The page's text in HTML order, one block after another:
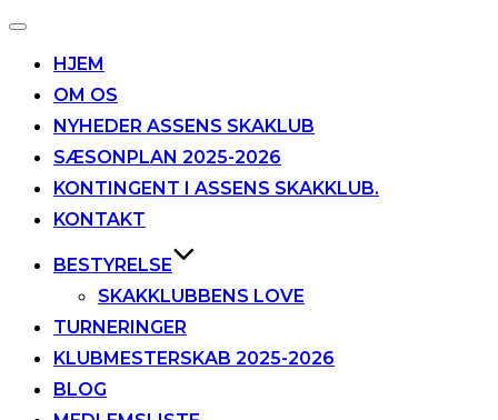
Slå
til/fra HJEM
OM OS
NYHEDER ASSENS SKAKLUB
SÆSONPLAN 2025-2026
KONTINGENT I ASSENS SKAKKLUB.
KONTAKT
BESTYRELSE
SKAKKLUBBENS LOVE
TURNERINGER
KLUBMESTERSKAB 2025-2026
BLOG